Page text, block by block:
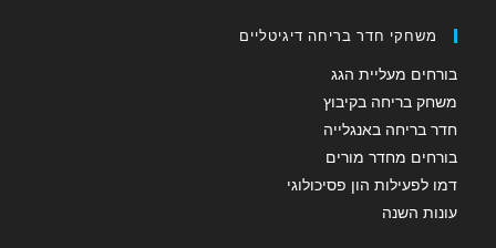
משחקי חדר בריחה דיגיטליים
בורחים מעליית הגג
משחק בריחה בקיבוץ
חדר בריחה באנגלייה
בורחים מחדר מורים
דמו לפעילות הון פסיכולוגי
עונות השנה